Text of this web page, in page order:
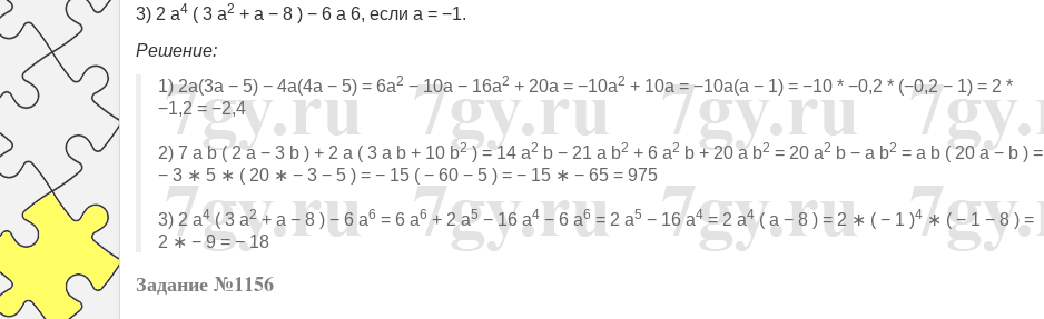
3) 2 a4 ( 3 a2 + a − 8 ) − 6 a 6, если a = −1.
Решение:
1) 2a(3a − 5) − 4a(4a − 5) = 6a2 − 10a − 16a2 + 20a = −10a2 + 10a = −10a(a − 1) = −10 * −0,2 * (−0,2 − 1) = 2 *
−1,2 = −2,4
2) 7 a b ( 2 a − 3 b ) + 2 a ( 3 a b + 10 b2) = 14 a2 b − 21 a b2 + 6 a2 b + 20 a b2 = 20 a2 b − a b2 = a b ( 20 a − b ) =
− 3 ∗ 5 ∗ ( 20 ∗ − 3 − 5 ) = − 15 ( − 60 − 5 ) = − 15 ∗ − 65 = 975
3) 2 a4 ( 3 a2+ a − 8 ) − 6 a6 = 6 a6 + 2 a5− 16 a4 − 6 a6 = 2 a5 − 16 a4= 2 a4( a − 8 ) = 2 ∗ ( − 1 )4 ∗ ( − 1 − 8 ) =
2 ∗ − 9 = − 18
Задание №1156